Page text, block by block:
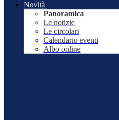
Novità
Panoramica
Le notizie
Le circolari
Calendario eventi
Albo online